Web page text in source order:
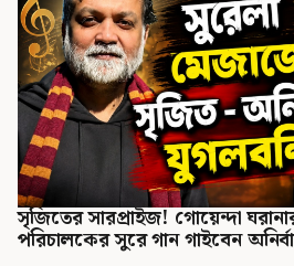
সৃজিতের সারপ্রাইজ! গোয়েন্দা
পরিচালকের সুরে গান গাইবেন